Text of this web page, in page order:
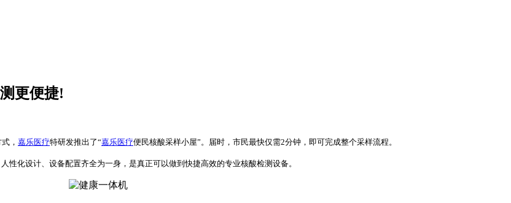
更便捷!
， 嘉乐医疗特研发推出了“嘉乐医疗便民核酸采样小屋”。届时，市民最快仅需2分钟，即可完成整个采样流程。
性化设计、设备配置齐全为一身，是真正可以做到快捷高效的专业核酸检测设备。